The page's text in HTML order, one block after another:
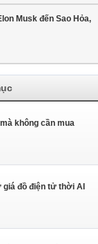
Musk đến Sao Hỏa,
không cần mua
giá đồ điện tử thời AI